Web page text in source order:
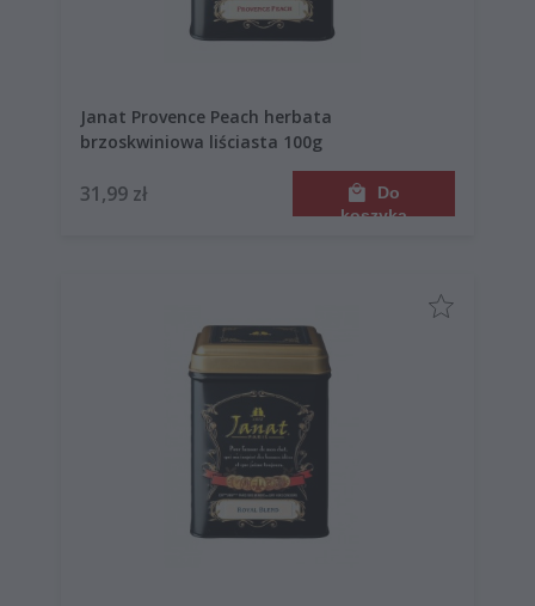
Janat Provence Peach herbata
brzoskwiniowa liściasta 100g
31,99 zł
Do
koszyka